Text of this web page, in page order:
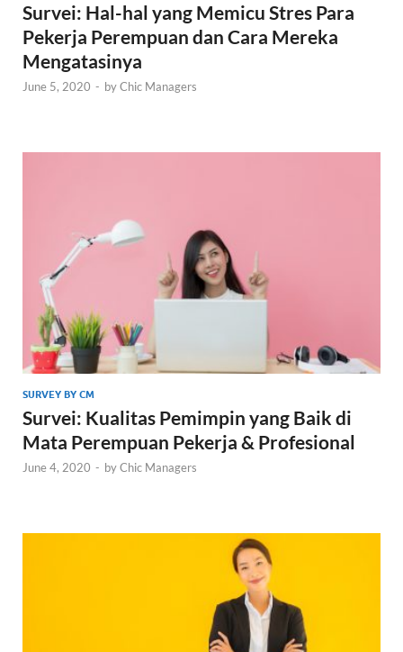
Survei: Hal-hal yang Memicu Stres Para
Pekerja Perempuan dan Cara Mereka
Mengatasinya
June 5, 2020 - byChic Managers
SURVEY BY CM
Survei: Kualitas Pemimpin yang Baik di
Mata Perempuan Pekerja & Profesional
June 4, 2020 - byChic Managers